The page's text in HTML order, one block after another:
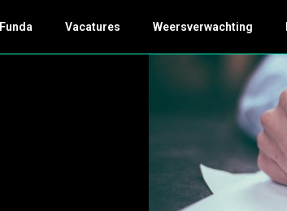
Funda Vacatures Weersverwachting